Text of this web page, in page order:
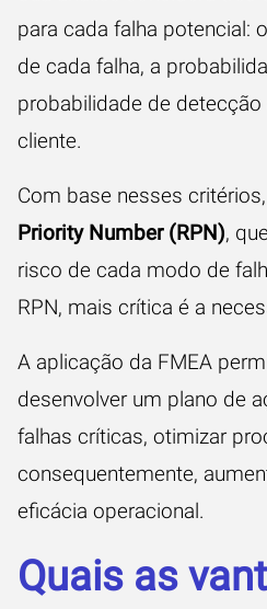
para cada falha potencial:
de cada falha, a
probabilidade de
cliente.
Com base nesses
Priority Number (RPN),
risco de cada modo de
RPN, mais crítica é a
A aplicação da FMEA
desenvolver um plano de
falhas críticas, otimizar
consequentemente,
eficácia operacional.
Quais as